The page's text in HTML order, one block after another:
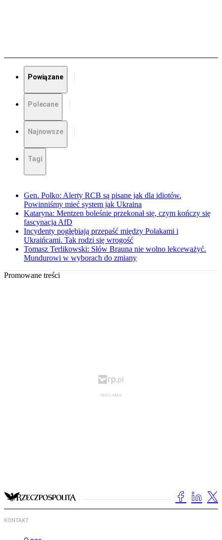
Powiązane
Polecane
Najnowsze
Tagi
Gen. Polko: Alerty RCB są pisane jak dla idiotów.
Powinniśmy mieć system jak Ukraina
Kataryna: Mentzen boleśnie przekonał się, czym kończy się
fascynacja AfD
Incydenty pogłębiają przepaść między Polakami i
Ukraińcami. Tak rodzi się wrogość
Tomasz Terlikowski: Słów Brauna nie wolno lekceważyć.
Mundurowi w wyborach do zmiany
Promowane treści
KONTAKT